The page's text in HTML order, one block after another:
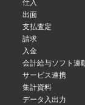
仕入
出面
支払査定
請求
入金
会計給与ソフト連
サービス連携
集計資料
データ入出力